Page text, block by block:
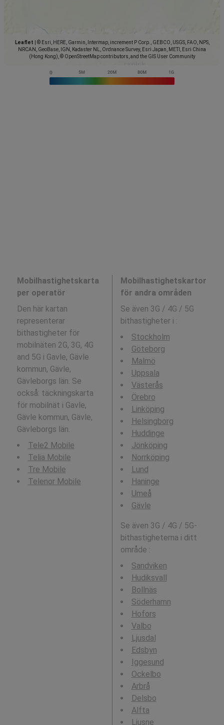
Leaflet
© Esri, HERE, Garmin, Intermap, increment P Corp., GEBCO, USGS, FAO, NPS,
NRCAN, GeoBase, IGN, Kadaster NL, Ordnance Survey, Esri Japan, METI, Esri China
(Hong Kong), © OpenStreetMap contributors, and the GIS User Community
Mobilhastighetskarta
per operatör
Den här kartan
representerar
bithastigheter för
mobilnäten 2G, 3G, 4G
and 5G i Gavle, Gävle
kommun, Gävle,
Gävleborgs län. Se
också: täckningskarta
för mobilnät i Gavle,
Gävle kommun, Gävle,
Gävleborgs län.
Tele2 Mobile
Telia Mobile
Tre Mobile
Telenor Mobile
Mobilhastighetskartor
för andra områden
Se även 3G / 4G / 5G
bithastigheter i :
Stockholm
Göteborg
Malmö
Uppsala
Västerås
Örebro
Linköping
Helsingborg
Huddinge
Jönköping
Norrköping
Lund
Haninge
Umeå
Gävle
Se även 3G / 4G / 5G-
bithastigheterna i ditt
område :
Sandviken
Hudiksvall
Bollnäs
Söderhamn
Hofors
Valbo
Ljusdal
Edsbyn
Iggesund
Ockelbo
Arbrå
Delsbo
Alfta
Ljusne